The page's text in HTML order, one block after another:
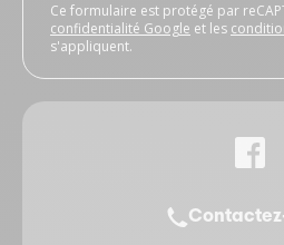
Ce formulaire est protégé par
confidentialité Google et les
s'appliquent.